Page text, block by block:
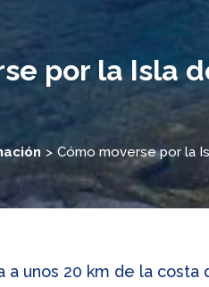
por la Isla
Cómo moverse por la
a unos 20 km de la